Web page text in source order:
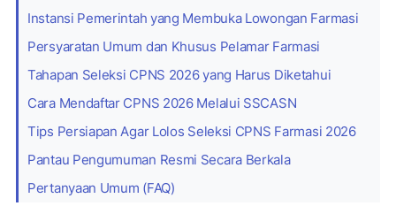
Instansi Pemerintah yang Membuka Lowongan Farmasi
Persyaratan Umum dan Khusus Pelamar Farmasi
Tahapan Seleksi CPNS 2026 yang Harus Diketahui
Cara Mendaftar CPNS 2026 Melalui SSCASN
Tips Persiapan Agar Lolos Seleksi CPNS Farmasi 2026
Pantau Pengumuman Resmi Secara Berkala
Pertanyaan Umum (FAQ)